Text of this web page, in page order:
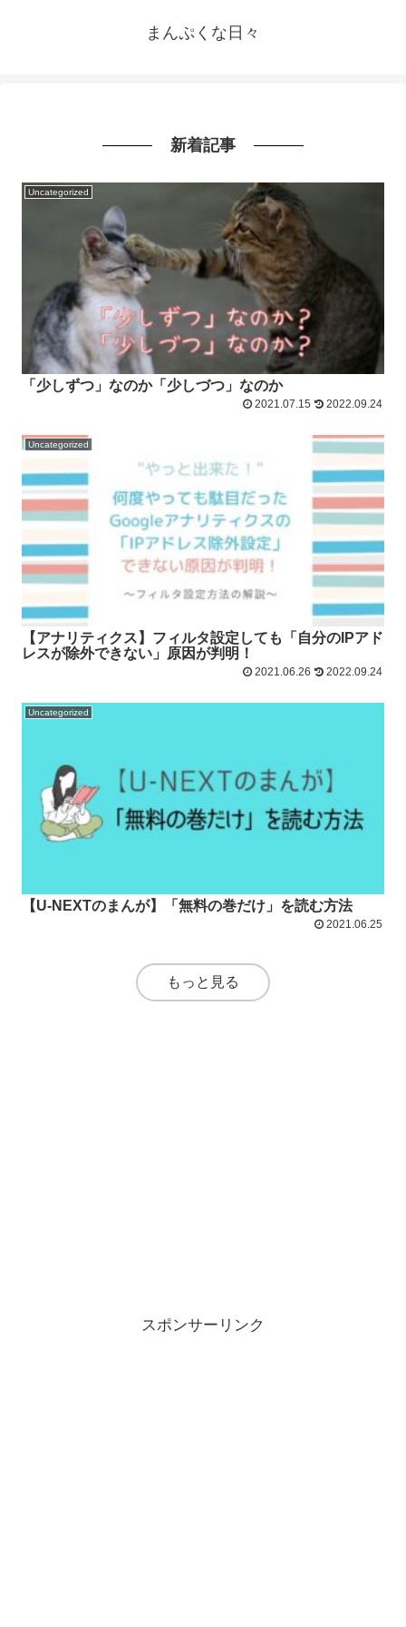
まんぷくな日々
新着記事
Uncategorized
「少しずつ」なのか「少しづつ」なのか
2021.07.15 2022.09.24
Uncategorized
【アナリティクス】フィルタ設定しても「自分のIPアド
レスが除外できない」原因が判明！
2021.06.26 2022.09.24
Uncategorized
【U-NEXTのまんが】「無料の巻だけ」を読む方法
2021.06.25
もっと見る
スポンサーリンク